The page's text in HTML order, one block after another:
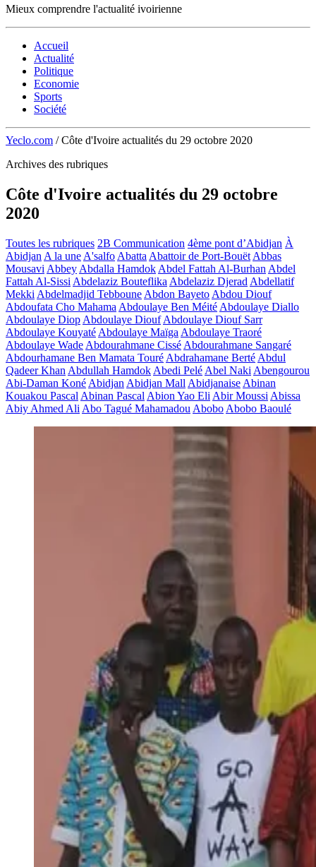
Mieux comprendre l'actualité ivoirienne
Accueil
Actualité
Politique
Economie
Sports
Société
Yeclo.com / Côte d'Ivoire actualités du 29 octobre 2020
Archives des rubriques
Côte d'Ivoire actualités du 29 octobre
2020
Toutes les rubriques 2B Communication 4ème pont d’Abidjan À
Abidjan A la une A'salfo Abatta Abattoir de Port-Bouët Abbas
Mousavi Abbey Abdalla Hamdok Abdel Fattah Al-Burhan Abdel
Fattah Al-Sissi Abdelaziz Bouteflika Abdelaziz Djerad Abdellatif
Mekki Abdelmadjid Tebboune Abdon Bayeto Abdou Diouf
Abdoufata Cho Mahama Abdoulaye Ben Méité Abdoulaye Diallo
Abdoulaye Diop Abdoulaye Diouf Abdoulaye Diouf Sarr
Abdoulaye Kouyaté Abdoulaye Maïga Abdoulaye Traoré
Abdoulaye Wade Abdourahmane Cissé Abdourahmane Sangaré
Abdourhamane Ben Mamata Touré Abdrahamane Berté Abdul
Qadeer Khan Abdullah Hamdok Abedi Pelé Abel Naki Abengourou
Abi-Daman Koné Abidjan Abidjan Mall Abidjanaise Abinan
Kouakou Pascal Abinan Pascal Abion Yao Eli Abir Moussi Abissa
Abiy Ahmed Ali Abo Tagué Mahamadou Abobo Abobo Baoulé